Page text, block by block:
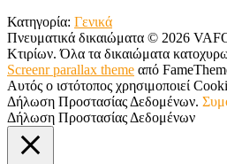
Κατηγορία: Γενικά
Πνευματικά δικαιώματα © 2026
Κτιρίων. Όλα τα δικαιώματα
Screenr parallax theme από
Αυτός ο ιστότοπος χρησιμοποιεί
Δήλωση Προστασίας Δεδομένων.
Δήλωση Προστασίας Δεδομένων